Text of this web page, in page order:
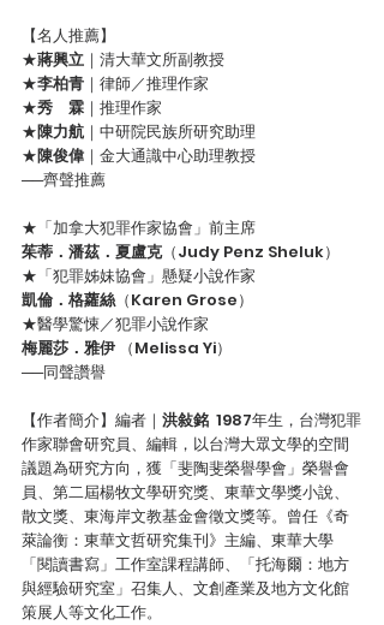
​【名人推薦】
★蔣興立 ｜清大華文所副教授
★李柏青 ｜律師／推理作家
★秀　霖 ｜推理作家
★陳力航 ｜中研院民族所研究助理
★陳俊偉 ｜金大通識中心助理教授
──齊聲推薦
★「加拿大犯罪作家協會」前主席
茱蒂．潘茲．夏盧克（Judy Penz Sheluk）
★「犯罪姊妹協會」懸疑小說作家
凱倫．格蘿絲 （Karen Grose）
★醫學驚悚／犯罪小說作家
梅麗莎．雅伊 （Melissa Yi）
──同聲讚譽
【作者簡介】編者｜ 洪敍銘
  1987年生，台灣犯罪
作家聯會研究員、編輯，以台灣大眾文學的空間
議題為研究方向，獲「斐陶斐榮譽學會」榮譽會
員、第二屆楊牧文學研究獎、東華文學獎小說、
散文獎、東海岸文教基金會徵文獎等。曾任《奇
萊論衡：東華文哲研究集刊》主編、東華大學
「閱讀書寫」工作室課程講師、「托海爾：地方
與經驗研究室」召集人、文創產業及地方文化館
策展人等文化工作。